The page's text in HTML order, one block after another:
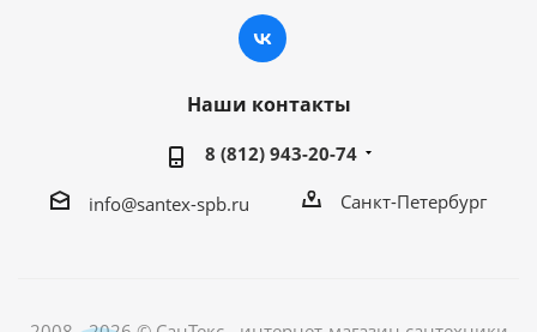
Наши контакты
8 (812) 943-20-74
info@santex-spb.ru Санкт-Петербург